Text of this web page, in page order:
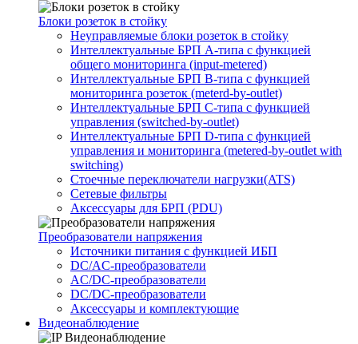
Блоки розеток в стойку
Неуправляемые блоки розеток в стойку
Интеллектуальные БРП А-типа с функцией
общего мониторинга (input-metered)
Интеллектуальные БРП B-типа с функцией
мониторинга розеток (meterd-by-outlet)
Интеллектуальные БРП C-типа с функцией
управления (switched-by-outlet)
Интеллектуальные БРП D-типа с функцией
управления и мониторинга (metered-by-outlet with
switching)
Стоечные переключатели нагрузки(ATS)
Сетевые фильтры
Аксессуары для БРП (PDU)
Преобразователи напряжения
Источники питания c функцией ИБП
DC/AC-преобразователи
AC/DC-преобразователи
DC/DC-преобразователи
Аксессуары и комплектующие
Видеонаблюдение